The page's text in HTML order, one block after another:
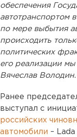
обеспечения
автотранспортом
по мере выбытия
происходить
политических
его реализации
Вячеслав Володин.
Ранее
выступал с
российских
автомобили –